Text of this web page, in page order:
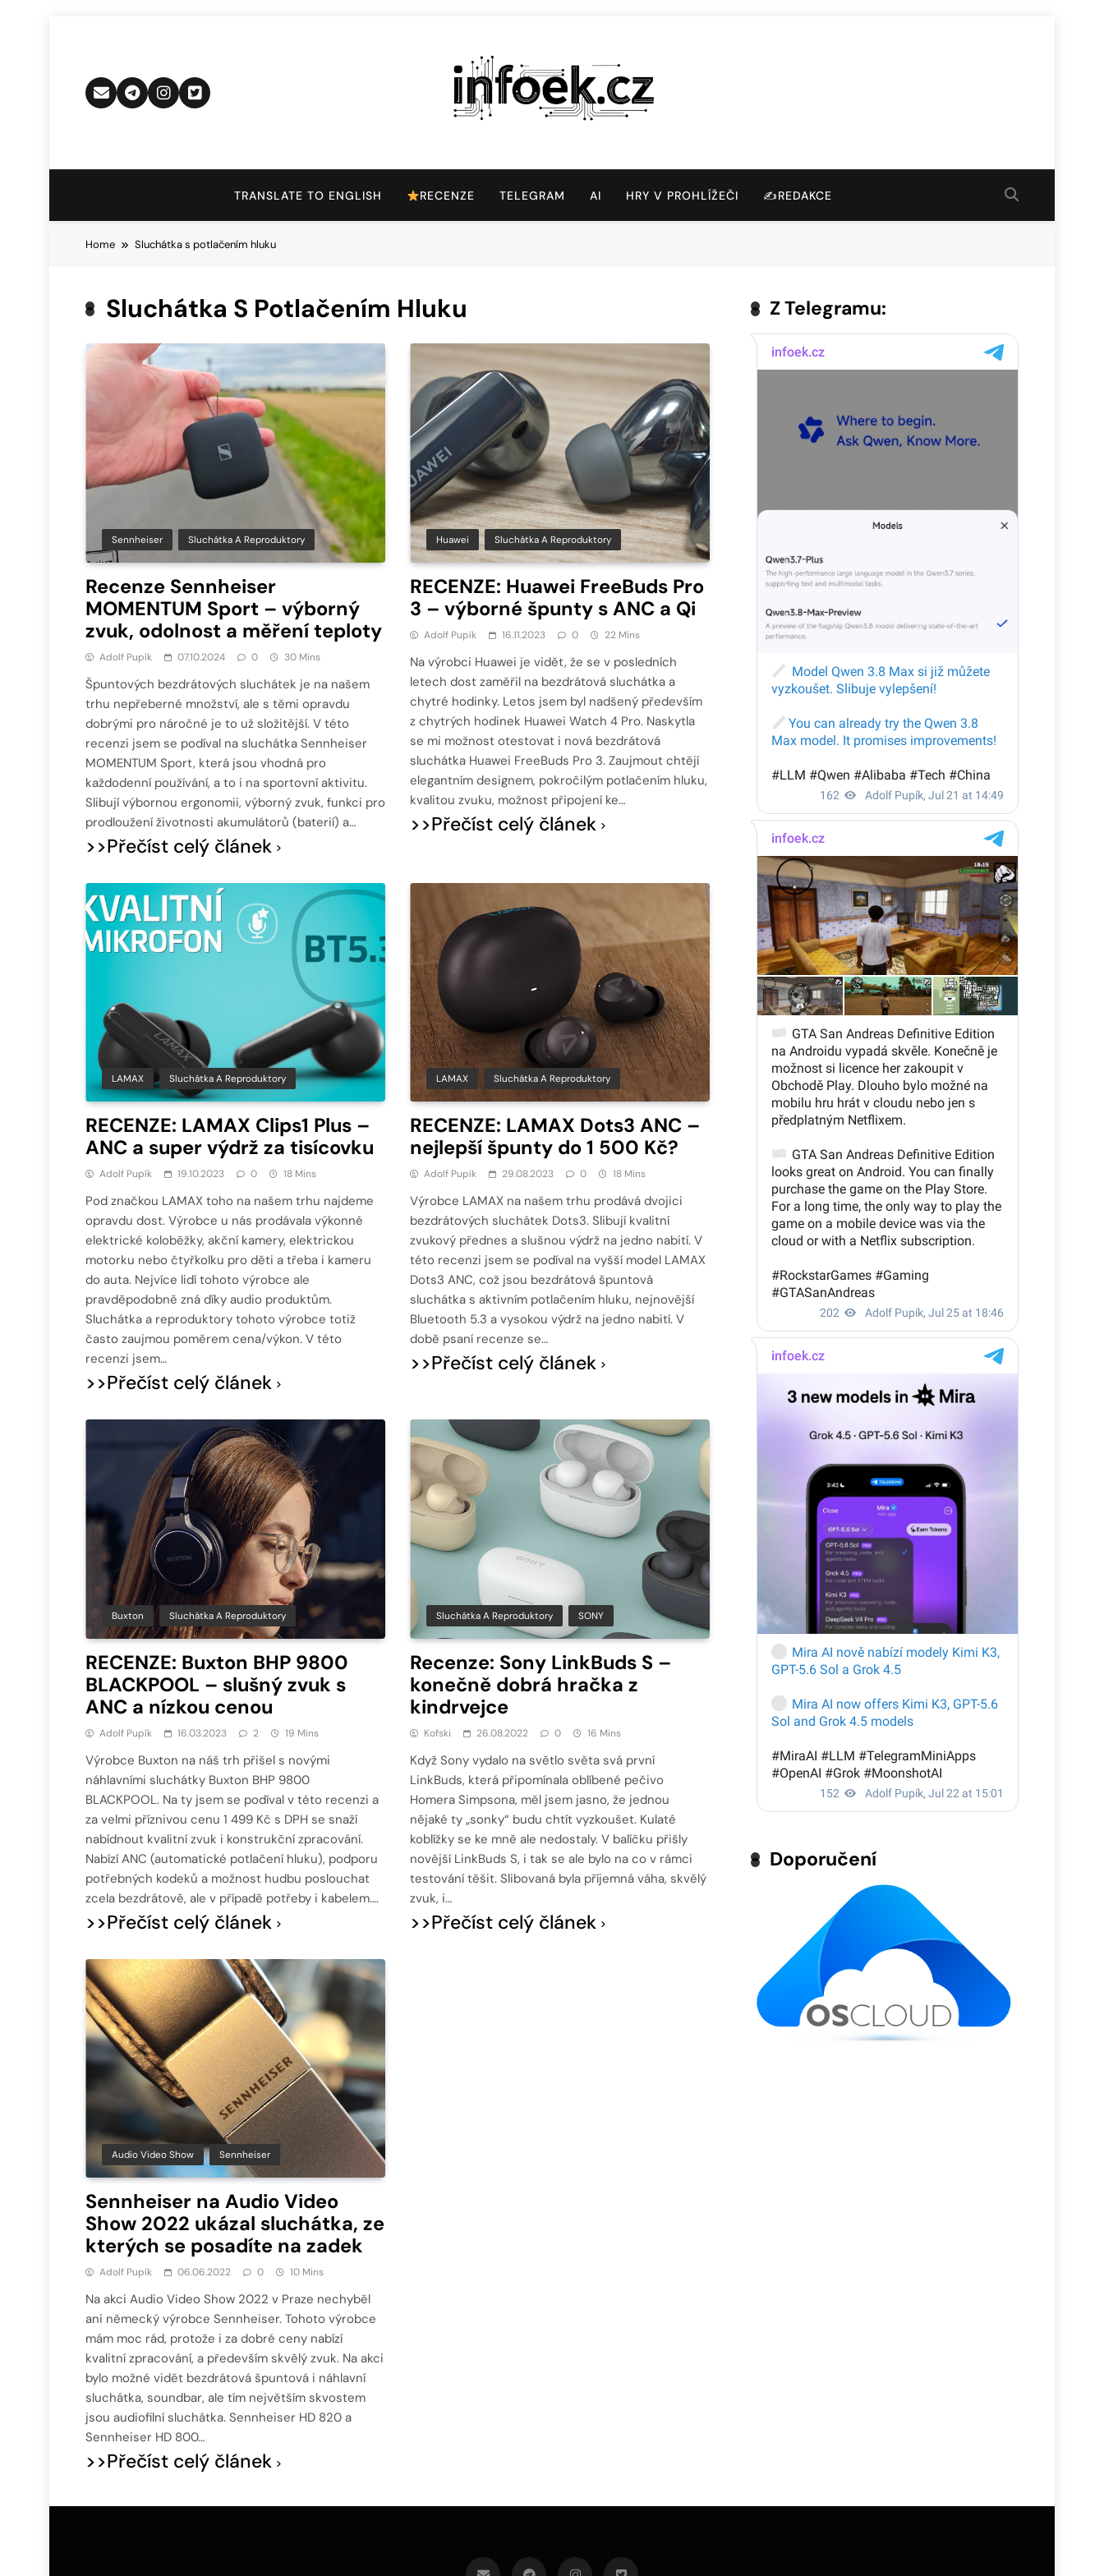
Infoek.cz
TRANSLATE TO ENGLISH RECENZE TELEGRAM AI HRY V PROHLÍŽEČI ✍️REDAKCE
Home Sluchátka s potlačením hluku
Sluchátka S Potlačením Hluku
Sennheiser Sluchátka A Reproduktory
Recenze Sennheiser
MOMENTUM Sport – výborný
zvuk, odolnost a měření teploty
Adolf Pupík 07.10.2024 0 30 Mins
Špuntových bezdrátových sluchátek je na našem
trhu nepřeberné množství, ale s těmi opravdu
dobrými pro náročné je to už složitější. V této
recenzi jsem se podíval na sluchátka Sennheiser
MOMENTUM Sport, která jsou vhodná pro
každodenní používání, a to i na sportovní aktivitu.
Slibují výbornou ergonomii, výborný zvuk, funkci pro
prodloužení životnosti akumulátorů (baterií) a…
>>Přečíst celý článek
Huawei Sluchátka A Reproduktory
RECENZE: Huawei FreeBuds Pro
3 – výborné špunty s ANC a Qi
Adolf Pupík 16.11.2023 0 22 Mins
Na výrobci Huawei je vidět, že se v posledních
letech dost zaměřil na bezdrátová sluchátka a
chytré hodinky. Letos jsem byl nadšený především
z chytrých hodinek Huawei Watch 4 Pro. Naskytla
se mi možnost otestovat i nová bezdrátová
sluchátka Huawei FreeBuds Pro 3. Zaujmout chtějí
elegantním designem, pokročilým potlačením hluku,
kvalitou zvuku, možnost připojení ke…
>>Přečíst celý článek
LAMAX Sluchátka A Reproduktory
RECENZE: LAMAX Clips1 Plus –
ANC a super výdrž za tisícovku
Adolf Pupík 19.10.2023 0 18 Mins
Pod značkou LAMAX toho na našem trhu najdeme
opravdu dost. Výrobce u nás prodávala výkonné
elektrické koloběžky, akční kamery, elektrickou
motorku nebo čtyřkolku pro děti a třeba i kameru
do auta. Nejvíce lidí tohoto výrobce ale
pravděpodobně zná díky audio produktům.
Sluchátka a reproduktory tohoto výrobce totiž
často zaujmou poměrem cena/výkon. V této
recenzi jsem…
>>Přečíst celý článek
LAMAX Sluchátka A Reproduktory
RECENZE: LAMAX Dots3 ANC –
nejlepší špunty do 1 500 Kč?
Adolf Pupík 29.08.2023 0 18 Mins
Výrobce LAMAX na našem trhu prodává dvojici
bezdrátových sluchátek Dots3. Slibují kvalitní
zvukový přednes a slušnou výdrž na jedno nabití. V
této recenzi jsem se podíval na vyšší model LAMAX
Dots3 ANC, což jsou bezdrátová špuntová
sluchátka s aktivním potlačením hluku, nejnovější
Bluetooth 5.3 a vysokou výdrž na jedno nabití. V
době psaní recenze se…
>>Přečíst celý článek
Buxton Sluchátka A Reproduktory
RECENZE: Buxton BHP 9800
BLACKPOOL – slušný zvuk s
ANC a nízkou cenou
Adolf Pupík 16.03.2023 2 19 Mins
Výrobce Buxton na náš trh přišel s novými
náhlavními sluchátky Buxton BHP 9800
BLACKPOOL. Na ty jsem se podíval v této recenzi a
za velmi příznivou cenu 1 499 Kč s DPH se snaží
nabídnout kvalitní zvuk i konstrukční zpracování.
Nabízí ANC (automatické potlačení hluku), podporu
potřebných kodeků a možnost hudbu poslouchat
zcela bezdrátově, ale v případě potřeby i kabelem….
>>Přečíst celý článek
Sluchátka A Reproduktory SONY
Recenze: Sony LinkBuds S –
konečně dobrá hračka z
kindrvejce
Kofski 26.08.2022 0 16 Mins
Když Sony vydalo na světlo světa svá první
LinkBuds, která připomínala oblíbené pečivo
Homera Simpsona, měl jsem jasno, že jednou
nějaké ty „sonky“ budu chtít vyzkoušet. Kulaté
koblížky se ke mně ale nedostaly. V balíčku přišly
novější LinkBuds S, i tak se ale bylo na co v rámci
testování těšit. Slibovaná byla příjemná váha, skvělý
zvuk, i…
>>Přečíst celý článek
Audio Video Show Sennheiser
Sennheiser na Audio Video
Show 2022 ukázal sluchátka, ze
kterých se posadíte na zadek
Adolf Pupík 06.06.2022 0 10 Mins
Na akci Audio Video Show 2022 v Praze nechyběl
ani německý výrobce Sennheiser. Tohoto výrobce
mám moc rád, protože i za dobré ceny nabízí
kvalitní zpracování, a především skvělý zvuk. Na akci
bylo možné vidět bezdrátová špuntová i náhlavní
sluchátka, soundbar, ale tím největším skvostem
jsou audiofilní sluchátka. Sennheiser HD 820 a
Sennheiser HD 800…
>>Přečíst celý článek
Z Telegramu:
Doporučení